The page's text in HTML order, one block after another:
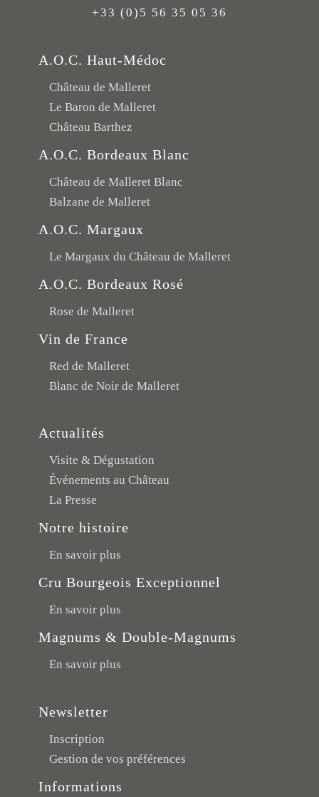
+33 (0)5 56 35 05 36
A.O.C. Haut-Médoc
Château de Malleret
Le Baron de Malleret
Château Barthez
A.O.C. Bordeaux Blanc
Château de Malleret Blanc
Balzane de Malleret
A.O.C. Margaux
Le Margaux du Château de Malleret
A.O.C. Bordeaux Rosé
Rose de Malleret
Vin de France
Red de Malleret
Blanc de Noir de Malleret
Actualités
Visite & Dégustation
Événements au Château
La Presse
Notre histoire
En savoir plus
Cru Bourgeois Exceptionnel
En savoir plus
Magnums & Double-Magnums
En savoir plus
Newsletter
Inscription
Gestion de vos préférences
Informations